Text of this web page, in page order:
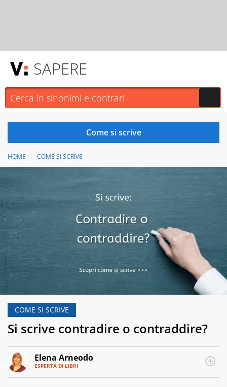
SAPERE
HOME COME SI SCRIVE
COME SI SCRIVE
Si scrive contradire o contraddire?
Elena Arneodo
ESPERTA DI LIBRI
MAIL